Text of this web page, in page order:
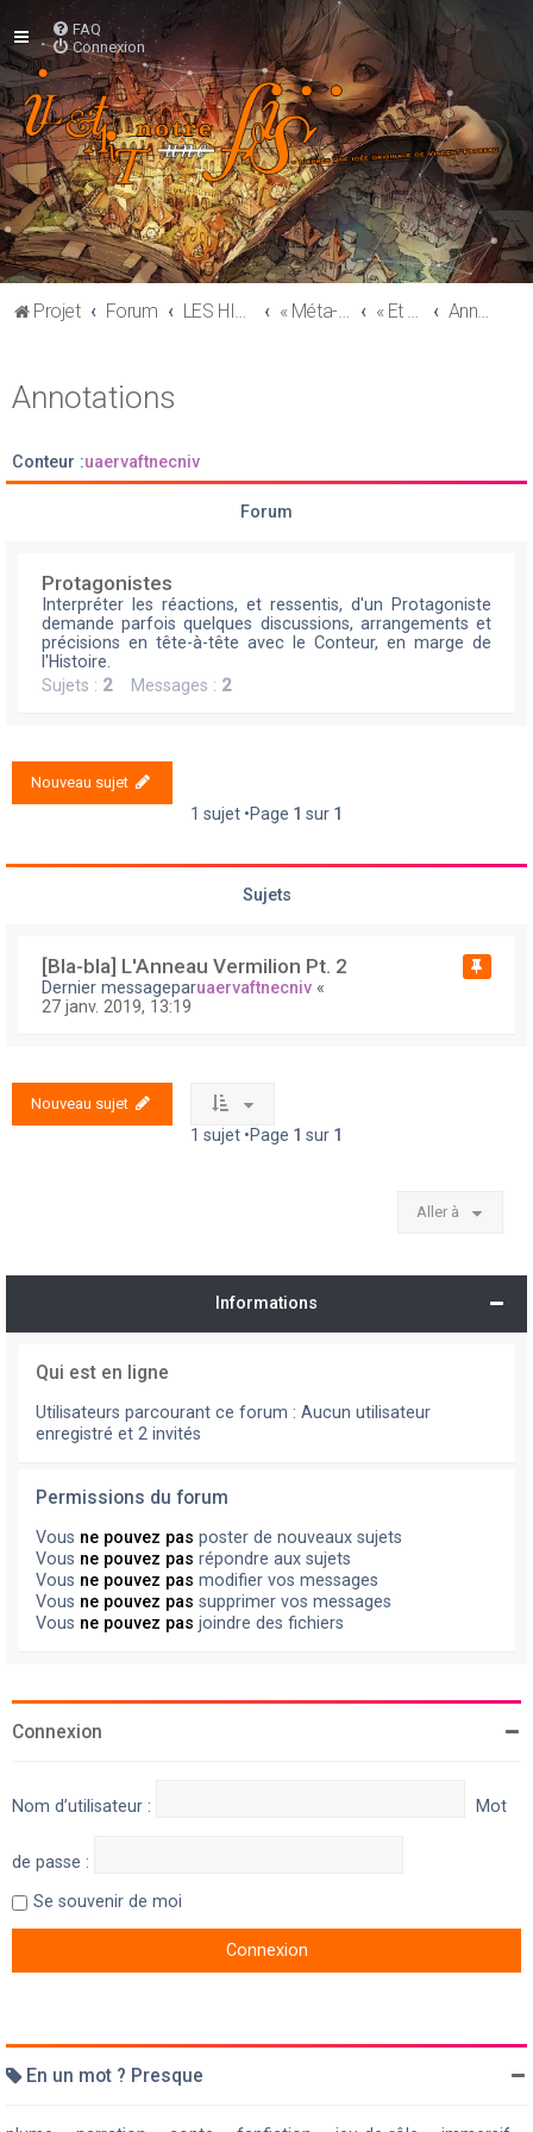
FAQ
Connexion
Projet Forum LES HISTOIRES « Méta-Barons » « Et entre-temps des demi-drogues légales ? » Annotations
Annotations
Conteur :uaervaftnecniv
Forum
Protagonistes
Interpréter les réactions, et ressentis, d'un Protagoniste
demande parfois quelques discussions, arrangements et
précisions en tête-à-tête avec le Conteur, en marge de
l'Histoire.
Sujets : 2Messages : 2
Nouveau sujet
1 sujet •Page 1 sur 1
Sujets
[Bla-bla] L'Anneau Vermilion Pt. 2
Dernier messageparuaervaftnecniv «
27 janv. 2019, 13:19
Nouveau sujet
1 sujet •Page 1 sur 1
Aller à
Informations
Qui est en ligne
Utilisateurs parcourant ce forum : Aucun utilisateur
enregistré et 2 invités
Permissions du forum
Vous ne pouvez pas poster de nouveaux sujets
Vous ne pouvez pas répondre aux sujets
Vous ne pouvez pas modifier vos messages
Vous ne pouvez pas supprimer vos messages
Vous ne pouvez pas joindre des fichiers
Connexion
Nom d’utilisateur : Mot
de passe :
Se souvenir de moi
En un mot ? Presque